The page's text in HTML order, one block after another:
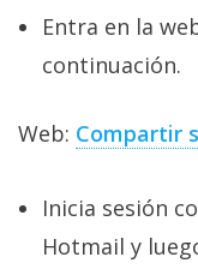
Entra en la
continuación.
Web: Compartir
Inicia sesión
Hotmail y